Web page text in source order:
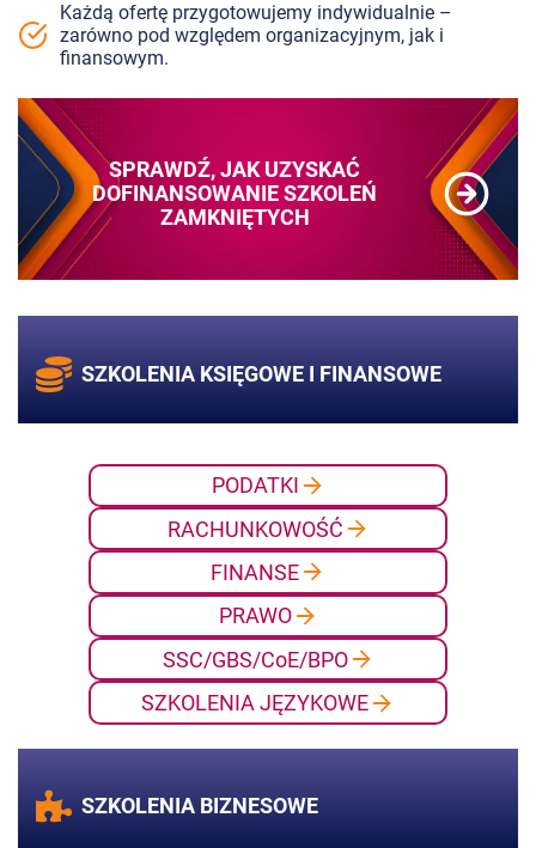
Każdą ofertę przygotowujemy indywidualnie –
zarówno pod względem organizacyjnym, jak i
finansowym.
SPRAWDŹ, JAK UZYSKAĆ
DOFINANSOWANIE SZKOLEŃ
ZAMKNIĘTYCH
SZKOLENIA KSIĘGOWE I FINANSOWE
PODATKI
RACHUNKOWOŚĆ
FINANSE
PRAWO
SSC/GBS/CoE/BPO
SZKOLENIA JĘZYKOWE
SZKOLENIA BIZNESOWE